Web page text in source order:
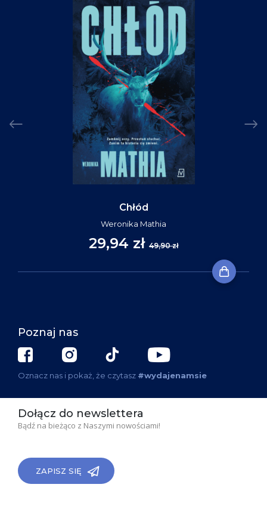
Chłód
Weronika Mathia
29,94 zł 49,90 zł
Poznaj nas
Oznacz nas i pokaż, że czytasz #wydajenamsie
Dołącz do newslettera
Bądź na bieżąco z Naszymi nowościami!
ZAPISZ SIĘ